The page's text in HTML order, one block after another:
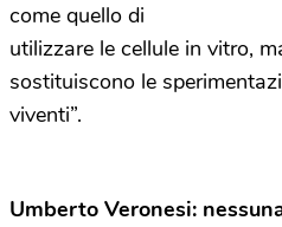
come quello di
utilizzare le cellule in vitro,
sostituiscono le
viventi”.
Umberto Veronesi: